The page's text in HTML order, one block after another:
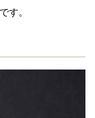
す。